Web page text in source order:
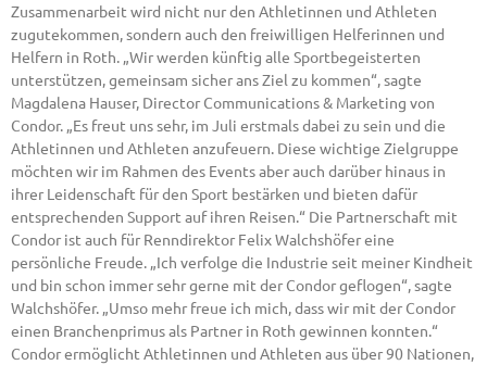
Zusammenarbeit wird nicht nur den Athletinnen und Athleten
zugutekommen, sondern auch den freiwilligen Helferinnen und
Helfern in Roth. „Wir werden künftig alle Sportbegeisterten
unterstützen, gemeinsam sicher ans Ziel zu kommen“, sagte
Magdalena Hauser, Director Communications & Marketing von
Condor. „Es freut uns sehr, im Juli erstmals dabei zu sein und die
Athletinnen und Athleten anzufeuern. Diese wichtige Zielgruppe
möchten wir im Rahmen des Events aber auch darüber hinaus in
ihrer Leidenschaft für den Sport bestärken und bieten dafür
entsprechenden Support auf ihren Reisen.“ Die Partnerschaft mit
Condor ist auch für Renndirektor Felix Walchshöfer eine
persönliche Freude. „Ich verfolge die Industrie seit meiner Kindheit
und bin schon immer sehr gerne mit der Condor geflogen“, sagte
Walchshöfer. „Umso mehr freue ich mich, dass wir mit der Condor
einen Branchenprimus als Partner in Roth gewinnen konnten.“
Condor ermöglicht Athletinnen und Athleten aus über 90 Nationen,